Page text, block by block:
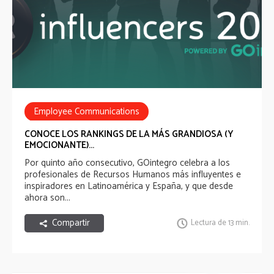
Employee Communications
Employee Recognition
HR Tech
well-being experience
CONOCE LOS RANKINGS DE LA MÁS GRANDIOSA (Y
EMOCIONANTE)...
Por quinto año consecutivo, GOintegro celebra a los
profesionales de Recursos Humanos más influyentes e
inspiradores en Latinoamérica y España, y que desde
ahora son...
Compartir
Lectura de 13 min.